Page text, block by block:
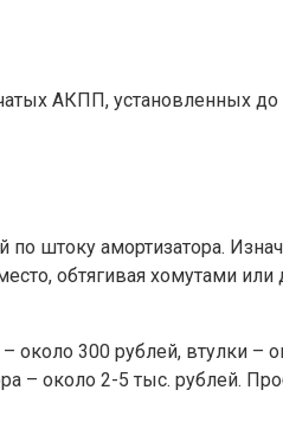
АКПП, установленных до
по штоку амортизатора.
обтягивая хомутами или
около 300 рублей, втулки –
– около 2-5 тыс. рублей.